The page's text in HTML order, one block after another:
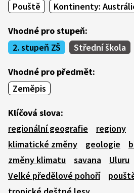
Pouště
Kontinenty:
Vhodné pro stupeň:
2. stupeň ZŠ
Střední škola
Vhodné pro předmět:
Zeměpis
Klíčová slova:
regionální geografie
regiony
klimatické změny
geologie
změny klimatu
savana
Uluru
Velké předělové pohoří